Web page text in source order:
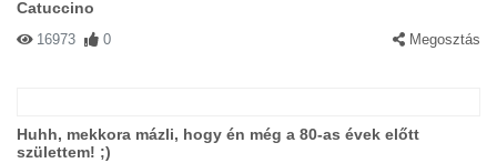
Catuccino
16973 0 Megosztás
Huhh, mekkora mázli, hogy én még a 80-as évek előtt
születtem! ;)